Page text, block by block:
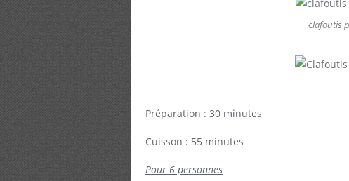
clafoutis
Préparation : 30 minutes
Cuisson : 55 minutes
Pour 6 personnes